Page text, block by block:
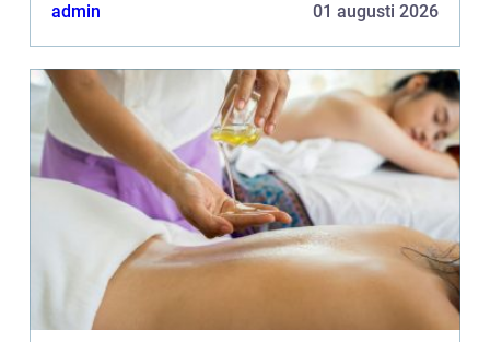
admin 01 augusti 2026